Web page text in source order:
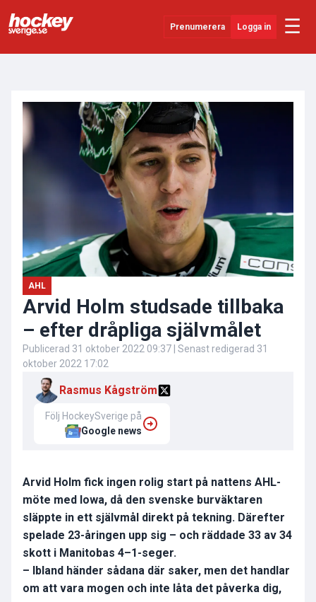
Prenumerera Logga in ☰
Evenemang
AHL
Arvid Holm studsade tillbaka
– efter dråpliga självmålet
Publicerad 31 oktober 2022 09:37 | Senast redigerad 31
oktober 2022 17:02
Rasmus Kågström
Följ HockeySverige på
Google news
Arvid Holm fick ingen rolig start på nattens AHL-
möte med Iowa, då den svenske burväktaren
släppte in ett självmål direkt på tekning. Därefter
spelade 23-åringen upp sig – och räddade 33 av 34
skott i Manitobas 4–1-seger.
– Ibland händer sådana där saker, men det handlar
om att vara mogen och inte låta det påverka dig,